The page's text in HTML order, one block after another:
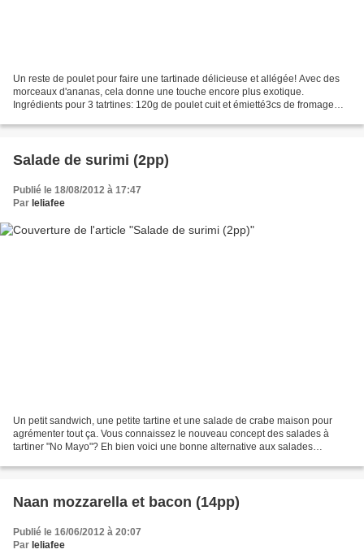
Un reste de poulet pour faire une tartinade délicieuse et allégée! Avec des
morceaux d'ananas, cela donne une touche encore plus exotique.
Ingrédients pour 3 tatrtines: 120g de poulet cuit et émietté3cs de fromage
Salade de surimi (2pp)
Publié le 18/08/2012 à 17:47
Par leliafee
Un petit sandwich, une petite tartine et une salade de crabe maison pour
agrémenter tout ça. Vous connaissez le nouveau concept des salades à
tartiner "No Mayo"? Eh bien voici une bonne alternative aux salades
Naan mozzarella et bacon (14pp)
Publié le 16/06/2012 à 20:07
Par leliafee